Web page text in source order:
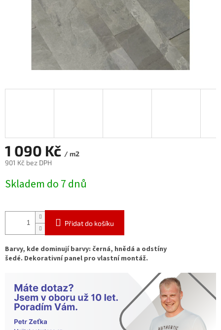
1 090 Kč / m2
901 Kč bez DPH
cena:
Skladem do 7 dnů
Přidat do košíku
Barvy, kde dominují barvy: černá, hnědá a odstíny
šedé. Dekorativní panel pro vlastní montáž.